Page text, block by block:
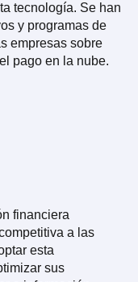
tecnología. Se han
y programas de
empresas sobre
pago en la nube.
financiera
a las
esta
sus